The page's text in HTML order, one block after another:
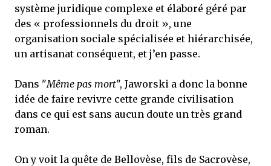
système juridique complexe et élaboré géré par
des « professionnels du droit », une
organisation sociale spécialisée et hiérarchisée,
un artisanat conséquent, et j’en passe.
Dans "Même pas mort", Jaworski a donc la bonne
idée de faire revivre cette grande civilisation
dans ce qui est sans aucun doute un très grand
roman.
On y voit la quête de Bellovèse, fils de Sacrovèse,